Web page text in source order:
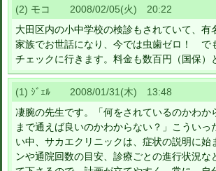
(2) モコ 2008/02/05(火) 20:22
大田区内の小中学校の検診もされていて、有
家族でお世話になり、今では虫歯ゼロ！ で
チェックに行きます。料金も数百円（国保）
(1) ｼﾞｪﾙ 2008/01/31(木) 13:48
凄腕の先生です。「何をされているのかわか
まで通えば良いのかわからない？」こういっ
い中、サカエクリニックは、症状の説明に始
ンや通院回数の目安、診療ごとの進行状況な